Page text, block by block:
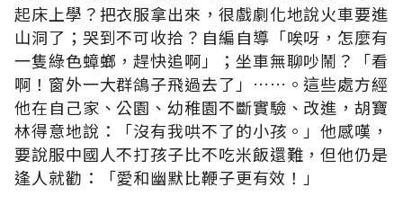
起床上學？把衣服拿出來，很戲劇化地說火車要進
山洞了；哭到不可收拾？自編自導「唉呀，怎麼有
一隻綠色蟑螂，趕快追啊」；坐車無聊吵鬧？「看
啊！窗外一大群鴿子飛過去了」……。這些處方經
他在自己家、公園、幼稚園不斷實驗、改進，胡寶
林得意地說：「沒有我哄不了的小孩。」他感嘆，
要說服中國人不打孩子比不吃米飯還難，但他仍是
逢人就勸：「愛和幽默比鞭子更有效！」